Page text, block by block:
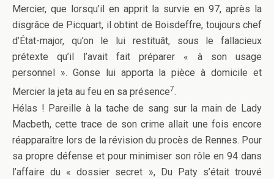
Mercier, que lorsqu’il en apprit la survie en 97, après la
disgrâce de Picquart, il obtint de Boisdeffre, toujours chef
d’État-major, qu’on le lui restituât, sous le fallacieux
prétexte qu’il l’avait fait préparer « à son usage
personnel ». Gonse lui apporta la pièce à domicile et
Mercier la jeta au feu en sa présence7.
Hélas ! Pareille à la tache de sang sur la main de Lady
Macbeth, cette trace de son crime allait une fois encore
réapparaître lors de la révision du procès de Rennes. Pour
sa propre défense et pour minimiser son rôle en 94 dans
l’affaire du « dossier secret », Du Paty s’était trouvé